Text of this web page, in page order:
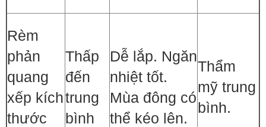
Rèm
phản
quang
xếp kích
thước
Thấp
đến
trung
bình
Dễ lắp. Ngăn
nhiệt tốt.
Mùa đông có
thể kéo lên.
Thẩm
mỹ trung
bình.